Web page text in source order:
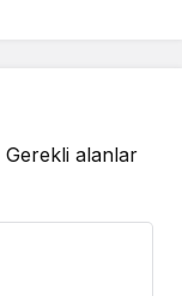
Gerekli alanlar